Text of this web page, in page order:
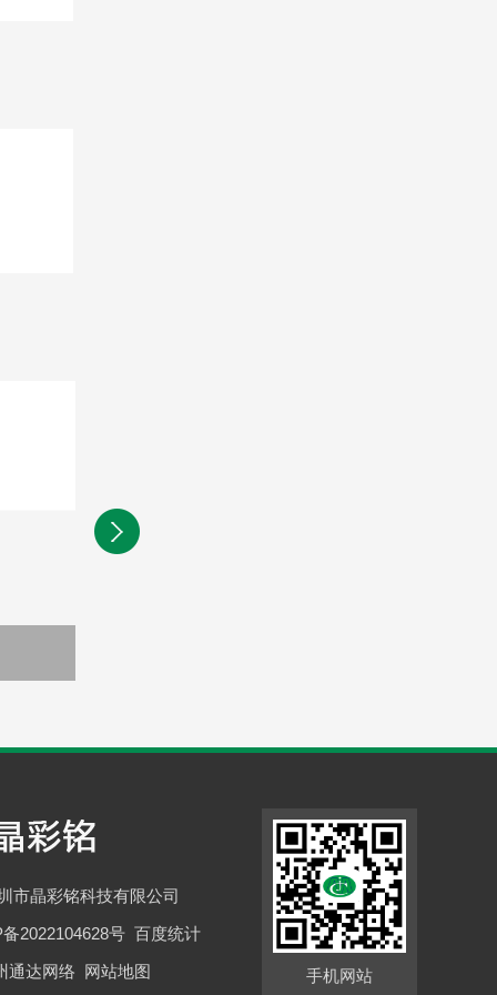
市晶彩铭科技有限公司
2022104628号 百度统计
通达网络 网站地图 手机网站